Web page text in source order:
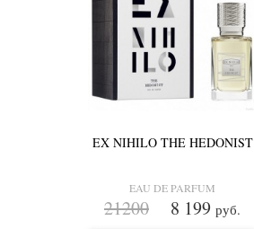
EX NIHILO THE HEDONIST
EAU DE PARFUM
21200 8 199 руб.